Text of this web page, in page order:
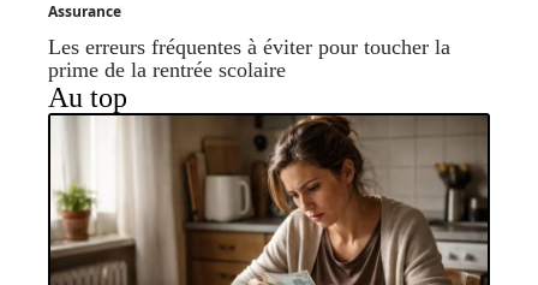
Assurance
Les erreurs fréquentes à éviter pour toucher la
prime de la rentrée scolaire
Au top